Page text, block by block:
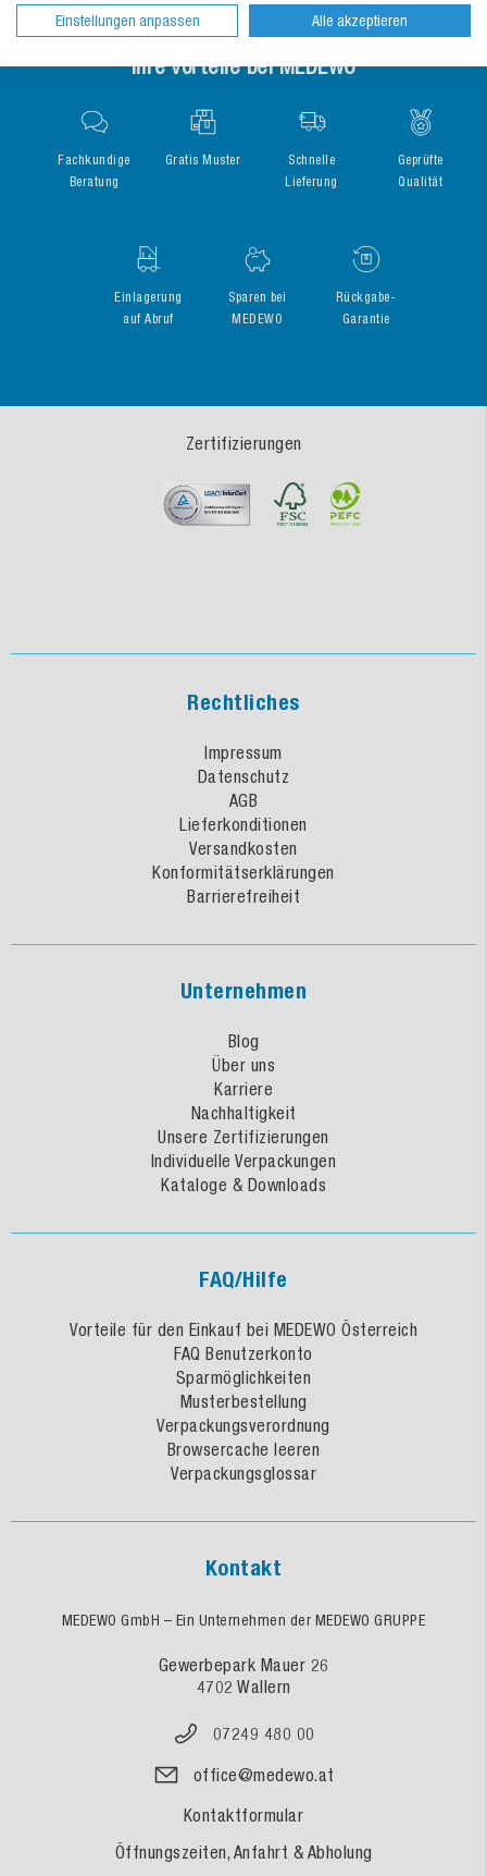
Ihre Vorteile bei MEDEWO
Fachkundige
Beratung
Gratis Muster
Schnelle
Lieferung
Geprüfte
Qualität
Einlagerung
auf Abruf
Sparen bei
MEDEWO
Rückgabe-
Garantie
Zertifizierungen
Rechtliches
Impressum
Datenschutz
AGB
Lieferkonditionen
Versandkosten
Konformitätserklärungen
Barrierefreiheit
Unternehmen
Blog
Über uns
Karriere
Nachhaltigkeit
Unsere Zertifizierungen
Individuelle Verpackungen
Kataloge & Downloads
FAQ/Hilfe
Vorteile für den Einkauf bei MEDEWO Österreich
FAQ Benutzerkonto
Sparmöglichkeiten
Musterbestellung
Verpackungsverordnung
Browsercache leeren
Verpackungsglossar
Kontakt
MEDEWO GmbH – Ein Unternehmen der MEDEWO GRUPPE
Gewerbepark Mauer 26
4702 Wallern
07249 480 00
office@medewo.at
Kontaktformular
Öffnungszeiten, Anfahrt & Abholung
Einstellungen anpassen Alle akzeptieren